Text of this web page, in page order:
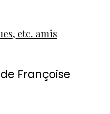
etc. amis
Françoise